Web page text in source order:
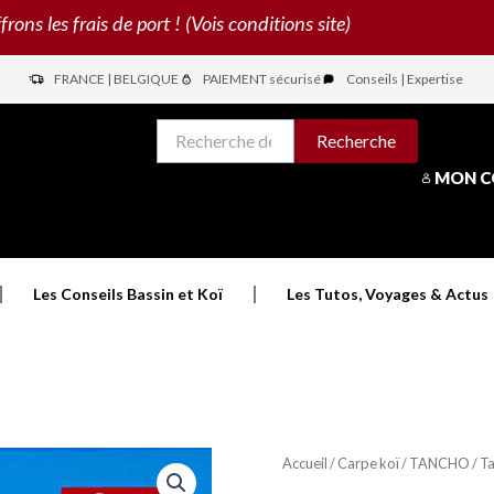
les frais de port ! (Vois conditions site)
FRANCE | BELGIQUE PAIEMENT sécurisé Conseils | Expertise
pour :
Recherche
MON
Les Conseils Bassin et Koï Les Tutos, Voyages & Actus
Accueil/Carpe koï/TANCHO/